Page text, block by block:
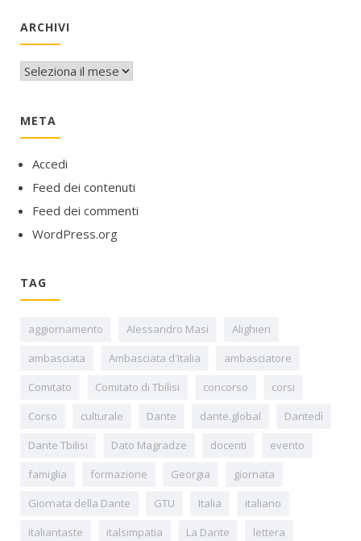
ARCHIVI
Archivi
META
Accedi
Feed dei contenuti
Feed dei commenti
WordPress.org
TAG
aggiornamento Alessandro Masi
Alighieri
ambasciata
Ambasciata d'Italia
ambasciatore
Comitato
Comitato di Tbilisi concorso
corsi
Corso
culturale Dante dante.global
Dantedì
Dante Tbilisi
Dato Magradze docenti
evento
famiglia
formazione Georgia
giornata
Giornata della Dante
GTU Italia
italiano
italiantaste
italsimpatia La Dante
lettera